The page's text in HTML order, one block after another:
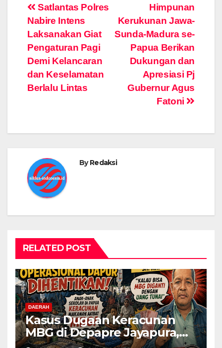
Post
navigation
Himpunan
Kerukunan Jawa-
Sunda-Madura se-
Papua Berikan
Dukungan dan
Apresiasi Pj
Gubernur Agus
Fatoni
Satlantas Polres
Nabire Intens
Laksanakan Giat
Pengaturan Pagi
Demi Kelancaran
dan Keselamatan
Berlalu Lintas
ByRedaksi
RELATED POST
DAERAH
Kasus Dugaan Keracunan
MBG di Depapre Jayapura,
Aktivis Papua Minta